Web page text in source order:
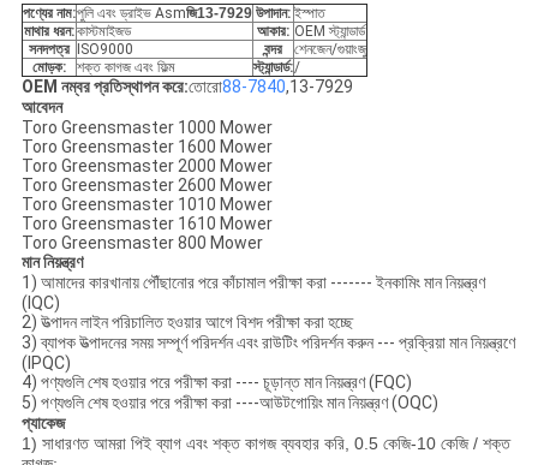
পণ্যের নাম:পুলি এবং ড্রাইভ Asmজি13-7929 উপাদান: ইস্পাত
মাথার ধরন:কাস্টমাইজড আকার: OEM স্ট্যান্ডার্ড
সনদপত্র
ISO9000 বন্দর
শেনজেন/গুয়াংজু
মোড়ক:
শক্ত কাগজ এবং ফিল্ম স্ট্যান্ডার্ড:/
OEM নম্বর প্রতিস্থাপন করে:তোরো88-7840,13-7929
আবেদন
Toro Greensmaster 1000 Mower
Toro Greensmaster 1600 Mower
Toro Greensmaster 2000 Mower
Toro Greensmaster 2600 Mower
Toro Greensmaster 1010 Mower
Toro Greensmaster 1610 Mower
Toro Greensmaster 800 Mower
মান নিয়ন্ত্রণ
1) আমাদের কারখানায় পৌঁছানোর পরে কাঁচামাল পরীক্ষা করা ------- ইনকামিং মান নিয়ন্ত্রণ
(IQC)
2) উত্পাদন লাইন পরিচালিত হওয়ার আগে বিশদ পরীক্ষা করা হচ্ছে
3) ব্যাপক উত্পাদনের সময় সম্পূর্ণ পরিদর্শন এবং রাউটিং পরিদর্শন করুন --- প্রক্রিয়া মান নিয়ন্ত্রণে
(IPQC)
4) পণ্যগুলি শেষ হওয়ার পরে পরীক্ষা করা ---- চূড়ান্ত মান নিয়ন্ত্রণ (FQC)
5) পণ্যগুলি শেষ হওয়ার পরে পরীক্ষা করা ----আউটগোয়িং মান নিয়ন্ত্রণ (OQC)
প্যাকেজ
1) সাধারণত আমরা পিই ব্যাগ এবং শক্ত কাগজ ব্যবহার করি, 0.5 কেজি-10 কেজি / শক্ত